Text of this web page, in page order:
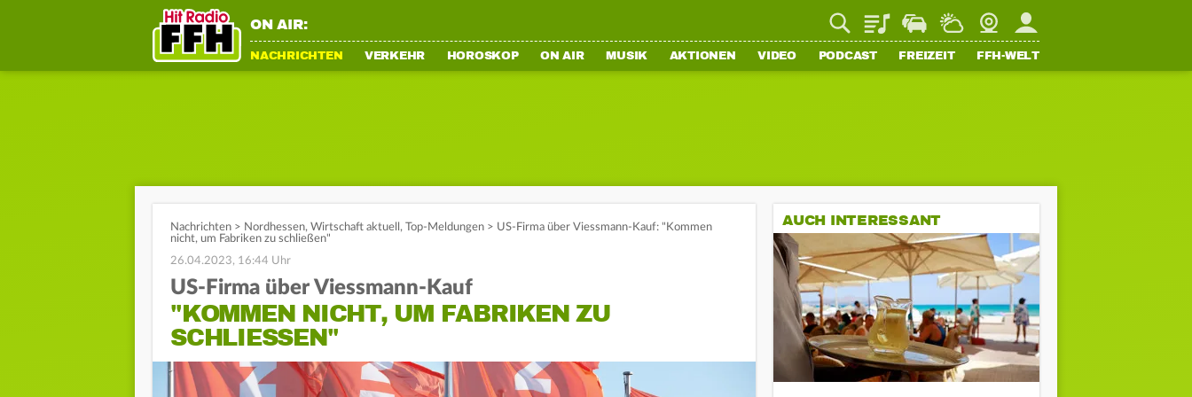
ON AIR: PlaylistStaupilotWetterWebcamMein FFH
NACHRICHTEN VERKEHR HOROSKOP ON AIR MUSIK AKTIONEN VIDEO PODCAST FREIZEIT FFH-WELT
Nachrichten > Nordhessen, Wirtschaft aktuell , Top-Meldungen > US-Firma über Viessmann-Kauf: "Kommen
nicht, um Fabriken zu schließen"
26.04.2023, 16:44 Uhr
US-Firma über Viessmann-Kauf
"KOMMEN NICHT, UM FABRIKEN ZU
SCHLIESSEN"
AUCH INTERESSANT